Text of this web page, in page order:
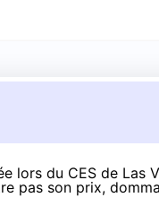
lors du CES de Las
pas son prix,